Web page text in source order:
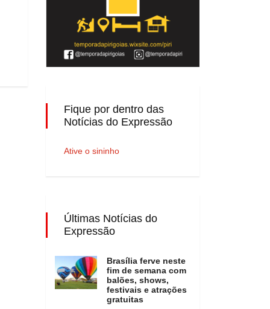
Fique por dentro das
Notícias do Expressão
Ative o sininho
Últimas Notícias do
Expressão
Brasília ferve neste
fim de semana com
balões, shows,
festivais e atrações
gratuitas